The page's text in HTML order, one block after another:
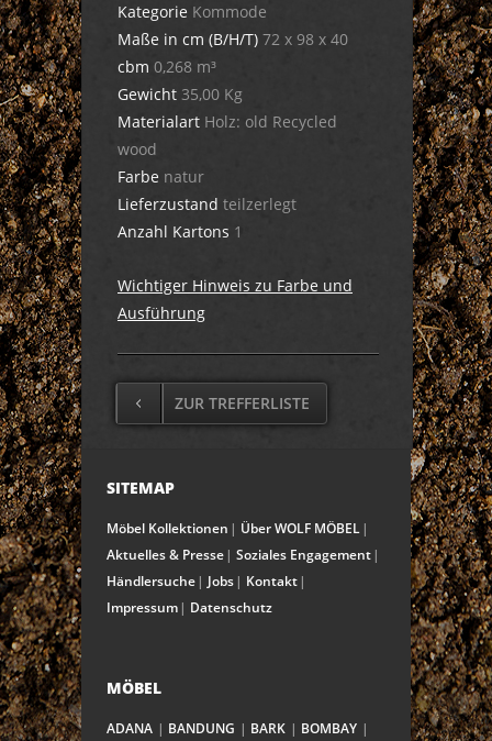
Kategorie Kommode
Maße in cm (B/H/T) 72 x 98 x 40
cbm 0,268 m³
Gewicht 35,00 Kg
Materialart Holz: old Recycled
wood
Farbe natur
Lieferzustand teilzerlegt
Anzahl Kartons 1
Wichtiger Hinweis zu Farbe und
Ausführung
ZUR TREFFERLISTE
SITEMAP
Möbel Kollektionen
Über WOLF MÖBEL
Aktuelles & Presse
Soziales Engagement
Händlersuche
Jobs
Kontakt
Impressum
Datenschutz
MÖBEL
ADANA BANDUNG BARK
BOMBAY